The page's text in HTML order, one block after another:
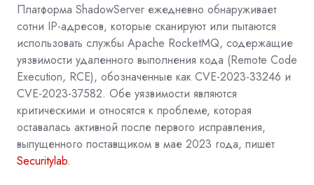
Платформа ShadowServer ежедневно обнаруживает
сотни IP-адресов, которые сканируют или пытаются
использовать службы Apache RocketMQ, содержащие
уязвимости удаленного выполнения кода (Remote Code
Execution, RCE), обозначенные как CVE-2023-33246 и
CVE-2023-37582. Обе уязвимости являются
критическими и относятся к проблеме, которая
оставалась активной после первого исправления,
выпущенного поставщиком в мае 2023 года, пишет
Securitylab.